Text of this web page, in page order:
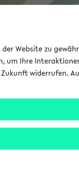
Website zu
um Ihre
widerrufen.